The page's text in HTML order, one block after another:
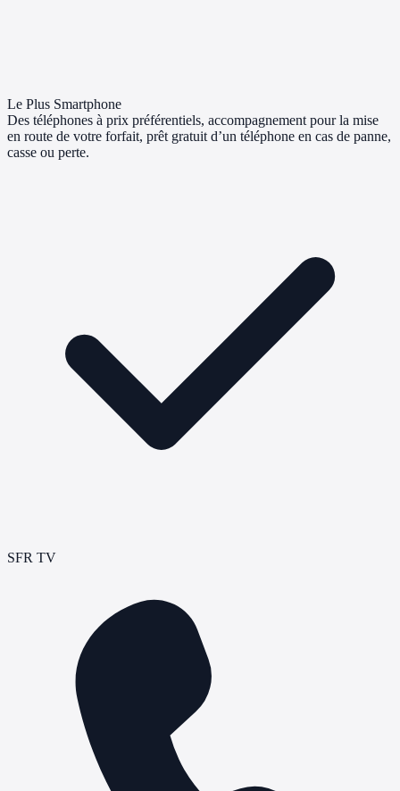
Le Plus Smartphone
Des téléphones à prix préférentiels, accompagnement pour la mise
en route de votre forfait, prêt gratuit d’un téléphone en cas de panne,
casse ou perte.
SFR TV